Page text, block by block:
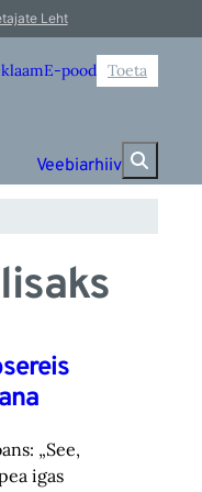
Leht
E-pood Toeta
Veebiarhiiv
„See,
igas